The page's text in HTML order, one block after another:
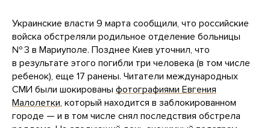
Украинские власти 9 марта сообщили, что российские
войска обстреляли родильное отделение больницы
№ 3 в Мариуполе. Позднее Киев уточнил, что
в результате этого погибли три человека (в том числе
ребенок), еще 17 ранены. Читатели международных
СМИ были шокированы фотографиями Евгения
Малолетки, который находится в заблокированном
городе — и в том числе снял последствия обстрела